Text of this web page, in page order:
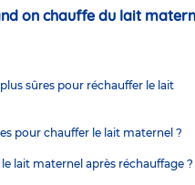
on chauffe du lait
sûres pour réchauffer le lait
pour chauffer le lait maternel ?
lait maternel après réchauffage ?